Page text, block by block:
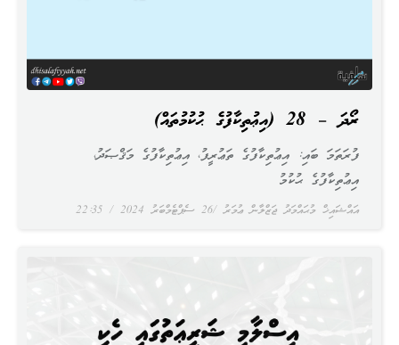
ރޯދަ – 28 (އިޢުތިކާފުގެ ޙުކުމުތައް)
އައްޝައިޚް މުޙައްމަދު ޖަޒްލާން ޢުމަރު 26 ސެޕްޓެމްބަރު 2024
ފުރަތަމަ ބައި: އިޢުތިކާފުގެ ތަޢުރީފު، އިޢުތިކާފުގެ މަޤްޞަދު،
އިޢުތިކާފުގެ ޙުކުމު